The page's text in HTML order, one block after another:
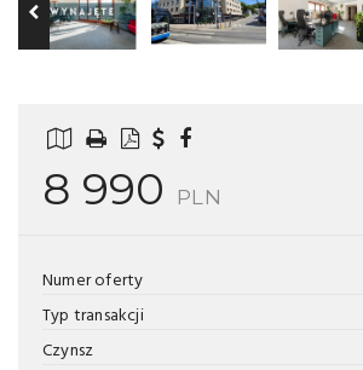
8 990 PLN
Numer oferty
Typ transakcji
Czynsz